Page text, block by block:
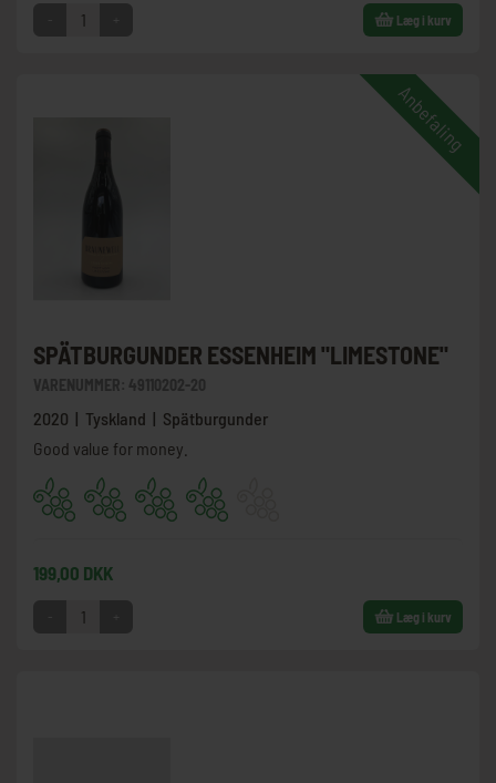
Læg i kurv
SPÄTBURGUNDER ESSENHEIM "LIMESTONE"
VARENUMMER: 49110202-20
2020 | Tyskland | Spätburgunder
Good value for money.
Anbefaling
199,00 DKK
Læg i kurv